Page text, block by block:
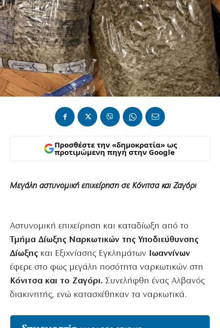
Προσθέστε την «δημοκρατία» ως
προτιμώμενη πηγή στην Google
Μεγάλη αστυνομική επιχείρηση σε Κόνιτσα και Ζαγόρι
Αστυνομική επιχείρηση και καταδίωξη από το
Τμήμα Δίωξης Ναρκωτικών της Υποδιεύθυνσης
Δίωξης και Εξιχνίασης Εγκλημάτων Ιωαννίνων
έφερε στο φως μεγάλη ποσότητα ναρκωτικών στη
Κόνιτσα και το Ζαγόρι. Συνελήφθη ένας Αλβανός
διακινητής, ενώ κατασχέθηκαν τα ναρκωτικά.